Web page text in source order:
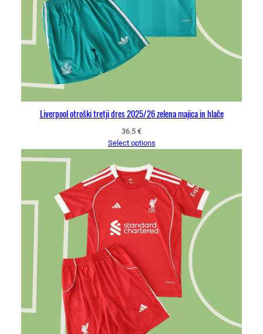
Liverpool otroški tretji dres 2025/26 zelena majica in hlače
36.5 €
Select options